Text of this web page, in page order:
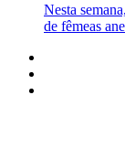
Nesta
de fêmeas